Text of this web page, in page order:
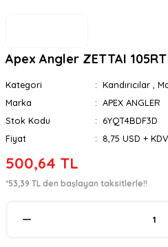
Apex Angler ZETTAI
Kategori Kandırıcılar
Marka
APEX ANGLER
Stok Kodu
6YQT4BDF3D
Fiyat
8,75 USD + KDV
500,64 TL
*53,39 TL den başlayan taksitlerle!!